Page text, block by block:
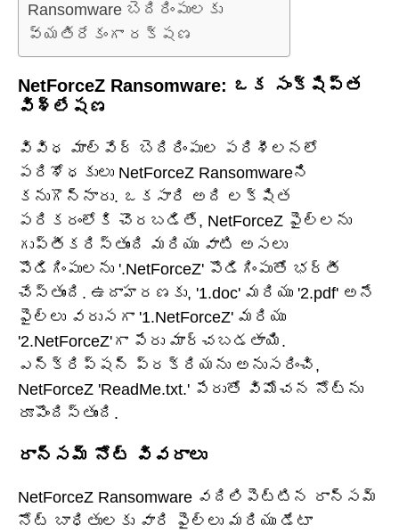
Ransomware బెదిరింపులకు
వ్యతిరేకంగా రక్షణ
NetForceZ Ransomware: ఒక సంక్షిప్త
విశ్లేషణ
వివిధ మాల్వేర్ బెదిరింపుల పరిశీలనలో
పరిశోధకులు NetForceZ Ransomwareని
కనుగొన్నారు. ఒకసారి అది లక్షిత
పరికరంలోకి చొరబడితే, NetForceZ ఫైల్‌లను
గుప్తీకరిస్తుంది మరియు వాటి అసలు
పొడిగింపులను '.NetForceZ' పొడిగింపుతో భర్తీ
చేస్తుంది. ఉదాహరణకు, '1.doc' మరియు '2.pdf' అనే
ఫైల్‌లు వరుసగా '1.NetForceZ' మరియు
'2.NetForceZ'గా పేరు మార్చబడతాయి.
ఎన్క్రిప్షన్ ప్రక్రియను అనుసరించి,
NetForceZ 'ReadMe.txt.' పేరుతో విమోచన నోట్‌ను
రూపొందిస్తుంది.
రాన్సమ్ నోట్ వివరాలు
NetForceZ Ransomware వదిలిపెట్టిన రాన్సమ్
నోట్ బాధితులకు వారి ఫైల్‌లు మరియు డేటా